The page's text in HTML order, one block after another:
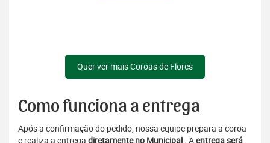
Quer ver mais Coroas de Flores
Como funciona a entrega
Após a confirmação do pedido, nossa equipe prepara a coroa
e realiza a entrega diretamente no Municipal . Aentrega será